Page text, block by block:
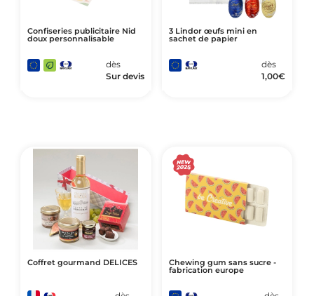
Confiseries publicitaire Nid
doux personnalisable
dès
Sur devis
3 Lindor œufs mini en
sachet de papier
dès
1,00€
Coffret gourmand DELICES Chewing gum sans sucre -
fabrication europe